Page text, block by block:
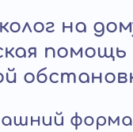
на
помощь